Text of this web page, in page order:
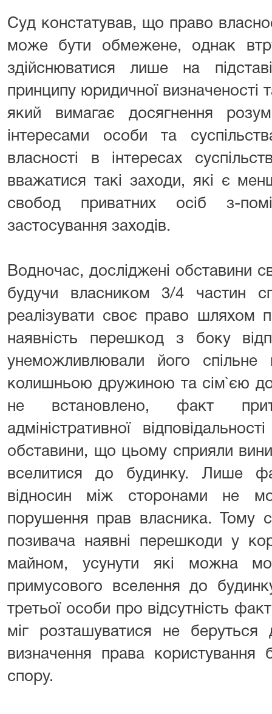
Суд констатував, що право
може бути обмежене, однак
здійснюватися лише на
принципу юридичної визначеності
який вимагає досягнення
інтересами особи та
власності в інтересах
вважатися такі заходи, які є
свобод приватних осіб з-
застосування заходів.
Водночас, досліджені обставини
будучи власником 3/4 частин
реалізувати своє право шляхом
наявність перешкод з боку
унеможливлювали його
колишньою дружиною та сім`єю
не встановлено, факт
адміністративної
обставини, що цьому сприяли
вселитися до будинку. Лише
відносин між сторонами не
порушення прав власника. Тому
позивача наявні перешкоди у
майном, усунути які можна
примусового вселення до
третьої особи про відсутність
міг розташуватися не беруться
визначення права
спору.